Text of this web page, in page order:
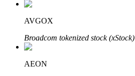
AVGOX
Broadcom tokenized stock (xStock)
AEON